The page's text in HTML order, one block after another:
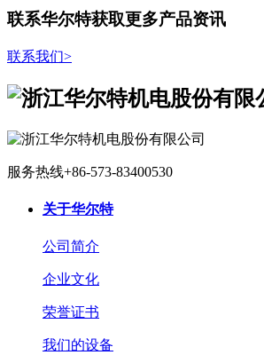
联系华尔特获取更多产品资讯
联系我们>
服务热线+86-573-83400530
关于华尔特
公司简介
企业文化
荣誉证书
我们的设备